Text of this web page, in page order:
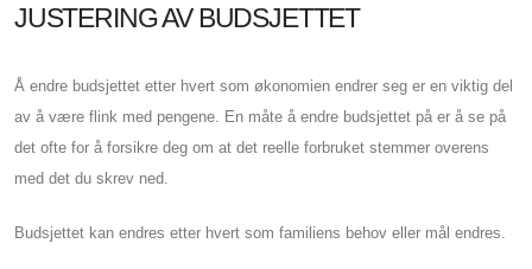
JUSTERING AV BUDSJETTET
Å endre budsjettet etter hvert som økonomien endrer seg er en viktig del
av å være flink med pengene. En måte å endre budsjettet på er å se på
det ofte for å forsikre deg om at det reelle forbruket stemmer overens
med det du skrev ned.
Budsjettet kan endres etter hvert som familiens behov eller mål endres.